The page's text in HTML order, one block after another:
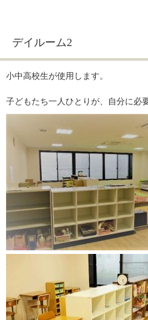
デイルーム2
小中高校生が使用します。
子どもたち一人ひとりが、自分に必